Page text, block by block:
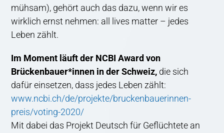
mühsam), gehört auch das dazu, wenn wir es
wirklich ernst nehmen: all lives matter – jedes
Leben zählt.
Im Moment läuft der NCBI Award von
Brückenbauer*innen in der Schweiz, die sich
dafür einsetzen, dass jedes Leben zählt:
www.ncbi.ch/de/projekte/bruckenbauerinnen-
preis/voting-2020/
Mit dabei das Projekt Deutsch für Geflüchtete an